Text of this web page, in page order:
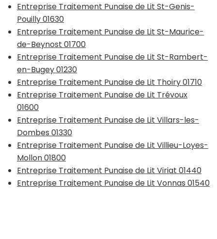
Entreprise Traitement Punaise de Lit St-Genis-
Pouilly 01630
Entreprise Traitement Punaise de Lit St-Maurice-
de-Beynost 01700
Entreprise Traitement Punaise de Lit St-Rambert-
en-Bugey 01230
Entreprise Traitement Punaise de Lit Thoiry 01710
Entreprise Traitement Punaise de Lit Trévoux
01600
Entreprise Traitement Punaise de Lit Villars-les-
Dombes 01330
Entreprise Traitement Punaise de Lit Villieu-Loyes-
Mollon 01800
Entreprise Traitement Punaise de Lit Viriat 01440
Entreprise Traitement Punaise de Lit Vonnas 01540